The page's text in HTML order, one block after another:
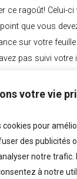
votre vie
cookies pour
des publicités
notre trafic.
à notre
ce ragoût! Celui-
que vous
sur votre
pas suivi votre
à votre total sur
pour continuer